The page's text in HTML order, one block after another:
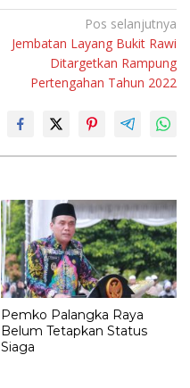
Pos selanjutnya
Jembatan Layang Bukit Rawi
Ditargetkan Rampung
Pertengahan Tahun 2022
Pemko Palangka Raya
Belum Tetapkan Status
Siaga